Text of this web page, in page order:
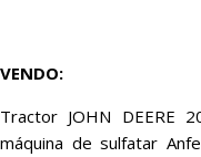
VENDO:
Tractor JOHN DEERE
máquina de sulfatar